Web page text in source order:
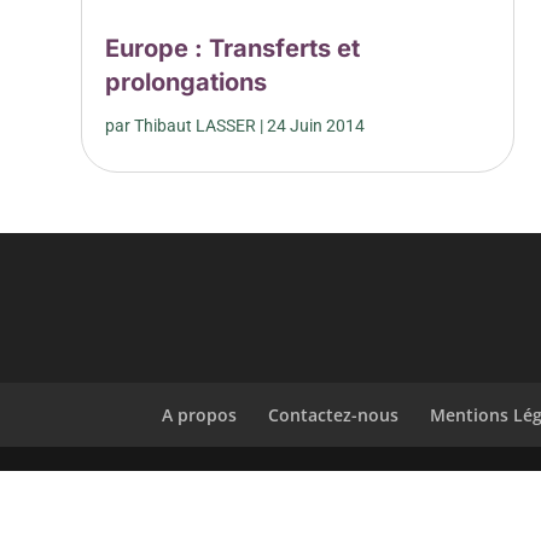
Europe : Transferts et
prolongations
parThibaut LASSER |24 Juin 2014
A propos Contactez-nous Mentions